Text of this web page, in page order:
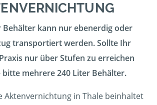
Behälter kann nur ebenerdig oder
transportiert werden. Sollte Ihr
nur über Stufen zu erreichen
bitte mehrere 240 Liter Behälter.
Aktenvernichtung in Thale beinhaltet